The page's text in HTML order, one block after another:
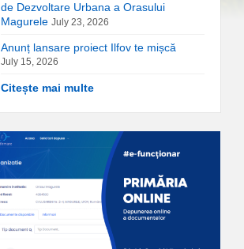
de Dezvoltare Urbana a Orasului
Magurele July 23, 2026
Anunț lansare proiect Ilfov te mișcă
July 15, 2026
Citește mai multe